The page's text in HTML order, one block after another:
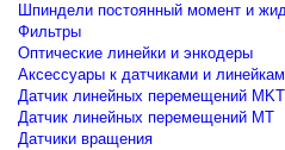
Шпиндели постоянный момент и
Фильтры
Оптические линейки и энкодеры
Аксессуары к датчиками и линейкам
Датчик линейных перемещений MKT
Датчик линейных перемещений MT
Датчики вращения